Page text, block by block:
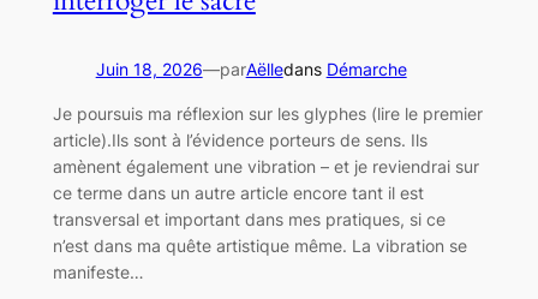
Juin 18, 2026—parAëlledans Démarche
Je poursuis ma réflexion sur les glyphes (lire le premier
article).Ils sont à l’évidence porteurs de sens. Ils
amènent également une vibration – et je reviendrai sur
ce terme dans un autre article encore tant il est
transversal et important dans mes pratiques, si ce
n’est dans ma quête artistique même. La vibration se
manifeste…